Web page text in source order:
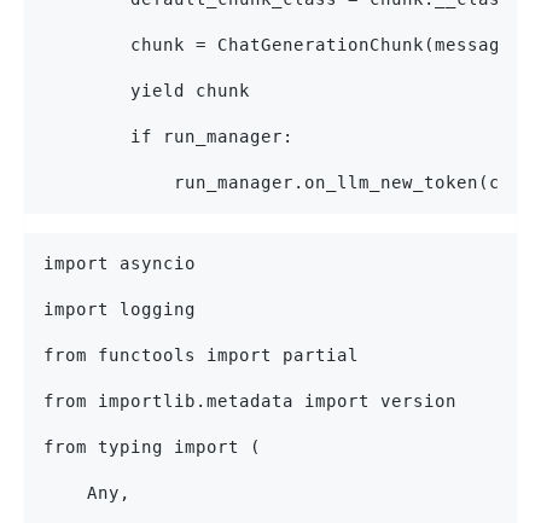
chunk =
        yield chunk
        if run_manager:
import asyncio
import logging
from functools import partial
from importlib.metadata import version
from typing import (
    Any,